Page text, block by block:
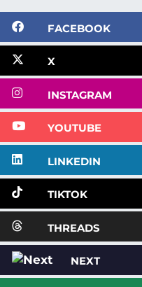
FACEBOOK
X
INSTAGRAM
YOUTUBE
LINKEDIN
TIKTOK
THREADS
NEXT